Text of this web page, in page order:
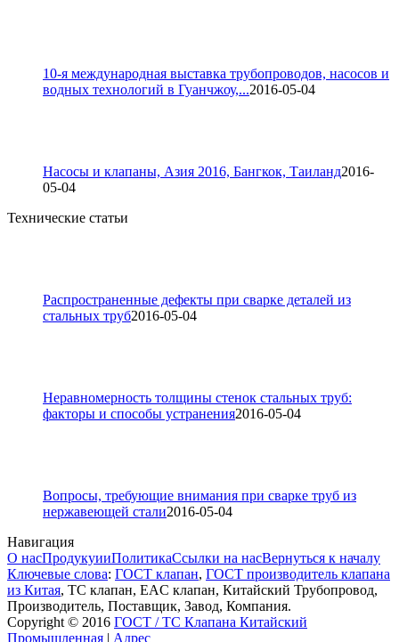
10-я международная выставка трубопроводов, насосов и
водных технологий в Гуанчжоу,...2016-05-04
Насосы и клапаны, Азия 2016, Бангкок, Таиланд2016-
05-04
Технические статьи
Распространенные дефекты при сварке деталей из
стальных труб2016-05-04
Неравномерность толщины стенок стальных труб:
факторы и способы устранения2016-05-04
Вопросы, требующие внимания при сварке труб из
нержавеющей стали2016-05-04
Навигация
О насПродукуииПолитикаСсылки на насВернуться к началу
Ключевые слова: ГОСТ клапан, ГОСТ производитель клапана
из Китая, ТС клапан, EAC клапан, Китайский Трубопровод,
Производитель, Поставщик, Завод, Компания.
Copyright © 2016 ГОСТ / ТС Клапана Китайский
Промышленная | Адрес